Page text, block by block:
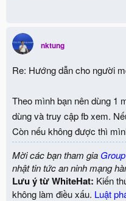
nktung
Re: Hướng dẫn cho người
Theo mình bạn nên dùng 1
dùng và truy cập fb xem.
Còn nếu không được thì
Mời các bạn tham gia
nhật tin tức an ninh mạng
Lưu ý từ WhiteHat: Kiến
không làm điều xấu. Luật